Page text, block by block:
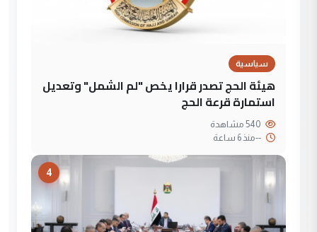
سياسية
هيئة الحج تصدر قرارا يخص "لم الشمل" وتعديل
استمارة قرعة الحج
--منذ 6 ساعة
4